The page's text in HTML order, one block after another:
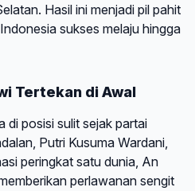
Hasil ini menjadi pil pahit
sukses melaju hingga
Tertekan di Awal
di posisi sulit sejak partai
Putri Kusuma Wardani,
peringkat satu dunia, An
perlawanan sengit